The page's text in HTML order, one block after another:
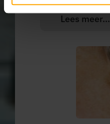
Lees meer...